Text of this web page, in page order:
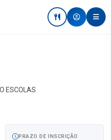
ESCOLAS
PRAZO DE INSCRIÇÃO